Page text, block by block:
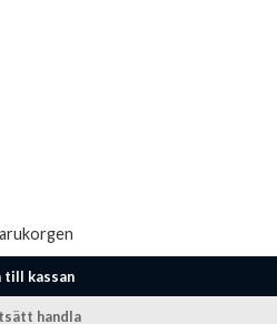
till kassan
handla